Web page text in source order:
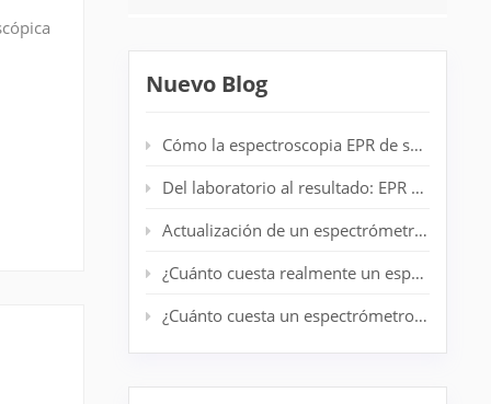
Nuevo Blog
Cómo la espectroscopia EPR de sobremesa mejora la detección de radicales en laboratorios de polímeros
Del laboratorio al resultado: EPR de escritorio para análisis de centrifugado en tiempo real
Actualización de un espectrómetro EPR antiguo: prolongación de la vida útil del sistema sin un nuevo imán
¿Cuánto cuesta realmente un espectrómetro EPR de nivel básico?
¿Cuánto cuesta un espectrómetro EPR? Guía completa de precios para investigadores